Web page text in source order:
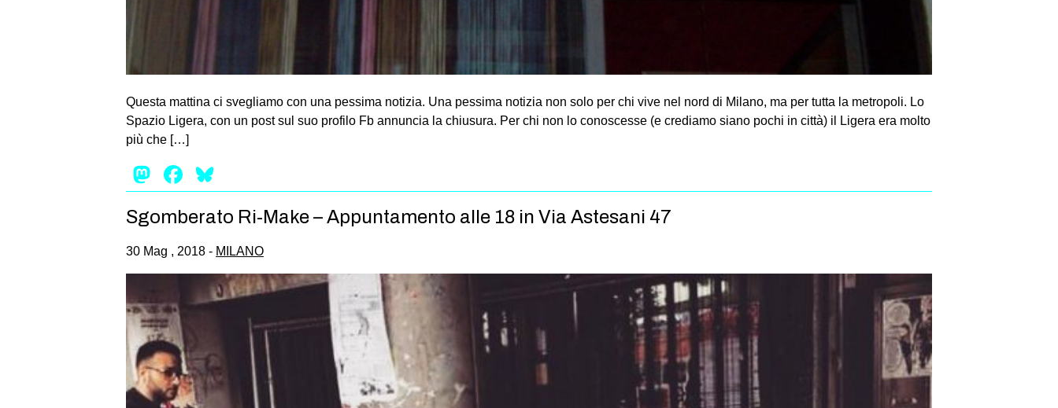
Questa mattina ci svegliamo con una pessima notizia. Una pessima notizia non solo per chi vive nel nord di Milano, ma per tutta la metropoli. Lo
Spazio Ligera, con un post sul suo profilo Fb annuncia la chiusura. Per chi non lo conoscesse (e crediamo siano pochi in città) il Ligera era molto
più che […]
Mastodon
Facebook
Sgomberato Ri-Make – Appuntamento alle 18 in Via Astesani 47
30 Mag , 2018 - MILANO